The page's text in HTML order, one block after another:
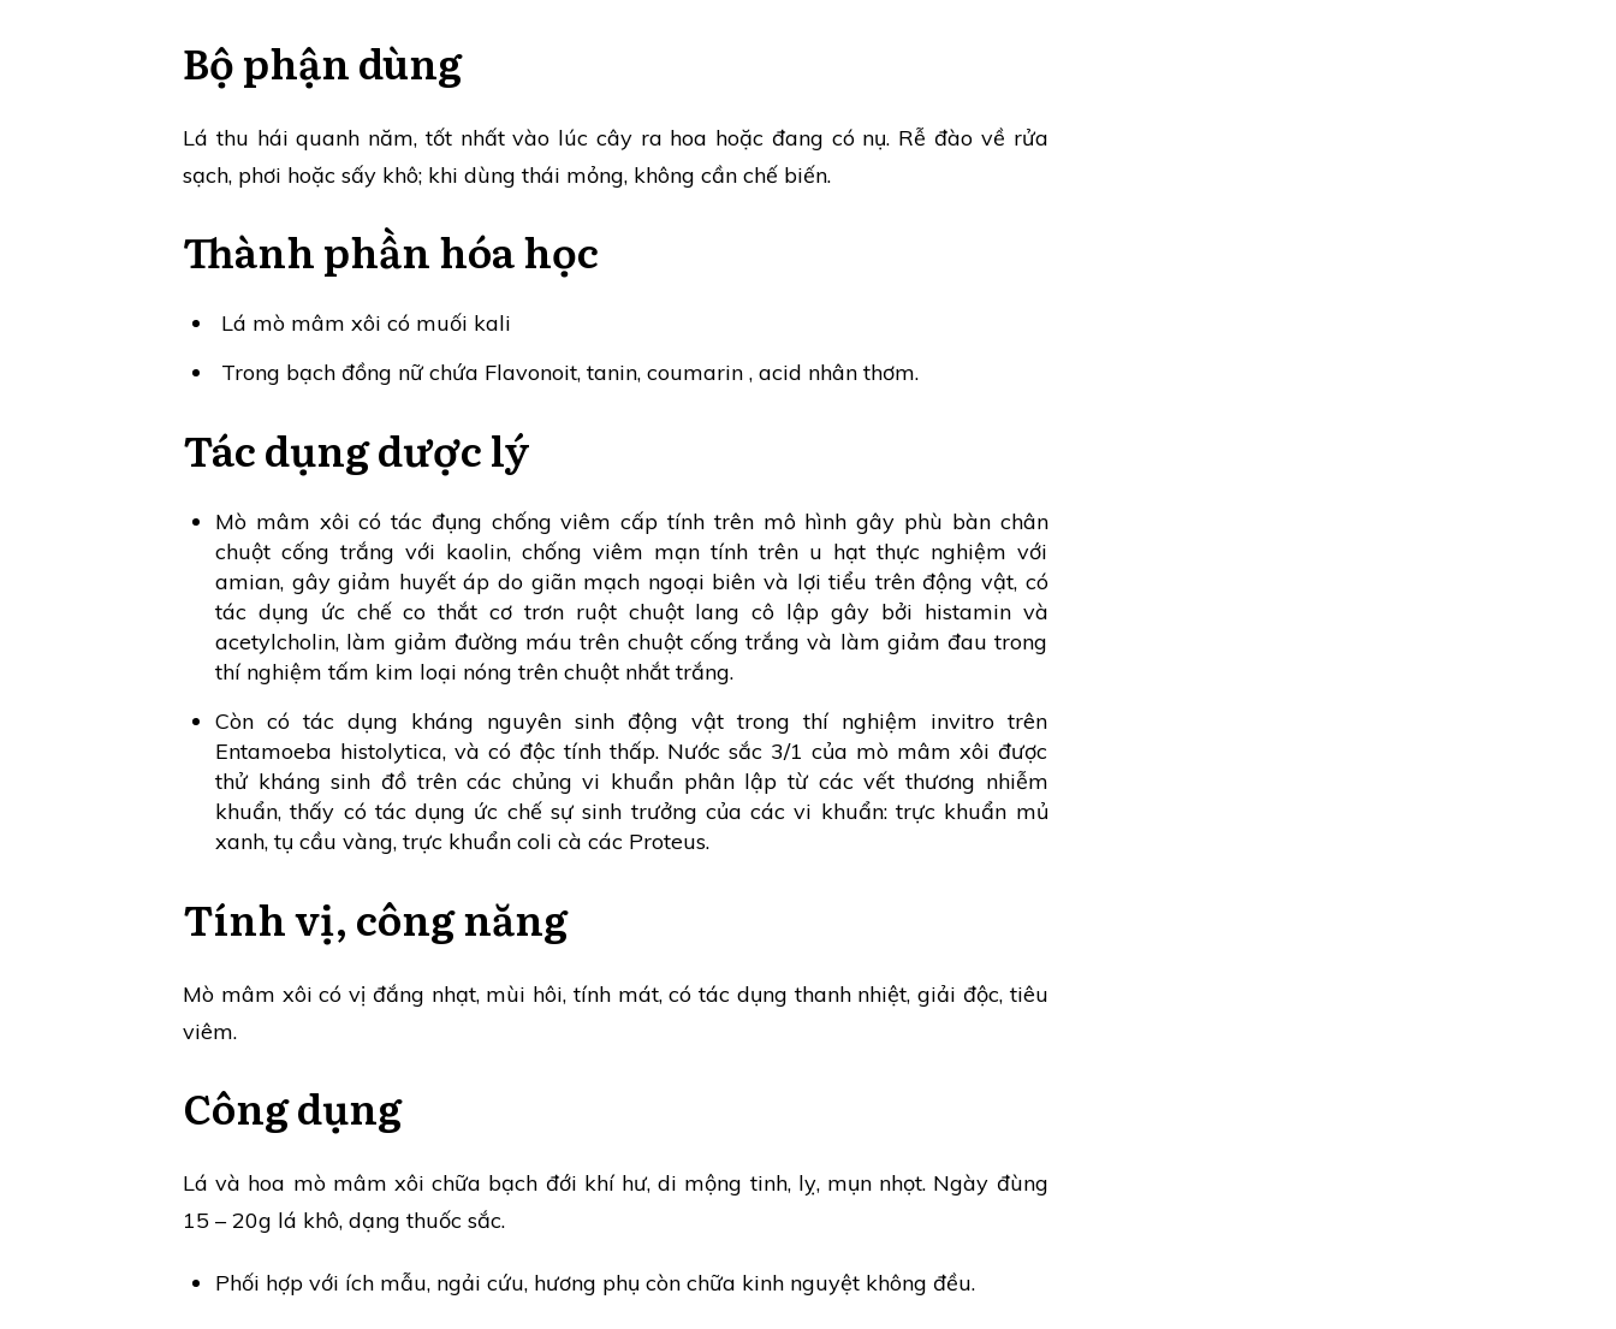
Bộ phận dùng
Lá thu hái quanh năm, tốt nhất vào lúc cây ra hoa hoặc đang có nụ. Rễ đào về rửa
sạch, phơi hoặc sấy khô; khi dùng thái mỏng, không cần chế biến.
Thành phần hóa học
Lá mò mâm xôi có muối kali
Trong bạch đồng nữ chứa Flavonoit, tanin, coumarin , acid nhân thơm.
Tác dụng dược lý
Mò mâm xôi có tác đụng chống viêm cấp tính trên mô hình gây phù bàn chân
chuột cống trắng với kaolin, chống viêm mạn tính trên u hạt thực nghiệm với
amian, gây giảm huyết áp do giãn mạch ngoại biên và lợi tiểu trên động vật, có
tác dụng ức chế co thắt cơ trơn ruột chuột lang cô lập gây bởi histamin và
acetylcholin, làm giảm đường máu trên chuột cống trắng và làm giảm đau trong
thí nghiệm tấm kim loại nóng trên chuột nhắt trắng.
Còn có tác dụng kháng nguyên sinh động vật trong thí nghiệm invitro trên
Entamoeba histolytica, và có độc tính thấp. Nước sắc 3/1 của mò mâm xôi được
thử kháng sinh đồ trên các chủng vi khuẩn phân lập từ các vết thương nhiễm
khuẩn, thấy có tác dụng ức chế sự sinh trưởng của các vi khuẩn: trực khuẩn mủ
xanh, tụ cầu vàng, trực khuẩn coli cà các Proteus.
Tính vị, công năng
Mò mâm xôi có vị đắng nhạt, mùi hôi, tính mát, có tác dụng thanh nhiệt, giải độc, tiêu
viêm.
Công dụng
Lá và hoa mò mâm xôi chữa bạch đới khí hư, di mộng tinh, lỵ, mụn nhọt. Ngày đùng
15 – 20g lá khô, dạng thuốc sắc.
Phối hợp với ích mẫu, ngải cứu, hương phụ còn chữa kinh nguyệt không đều.